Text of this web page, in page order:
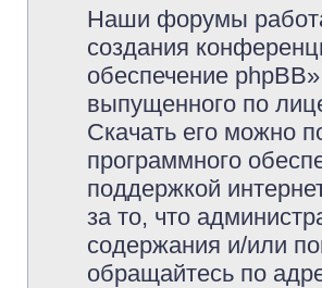
Наши форумы
создания
обеспечение
выпущенного по
Скачать его можно
программного
поддержкой
за то, что
содержания и/или
обращайтесь по